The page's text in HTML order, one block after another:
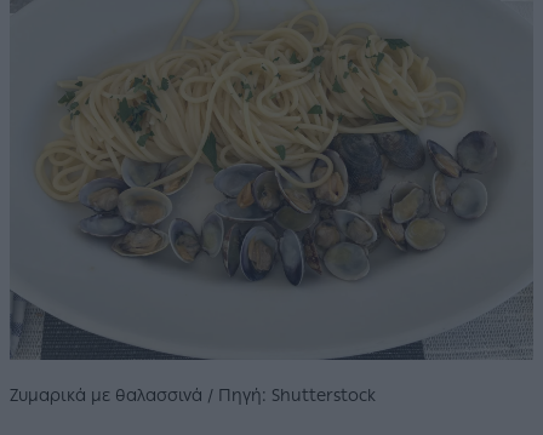
Ζυμαρικά με θαλασσινά / Πηγή: Shutterstock